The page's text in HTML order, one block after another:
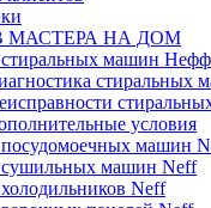
МАСТЕРА НА ДОМ
машин Нефф
стиральных
условия
машин
сушильных машин Neff
Neff